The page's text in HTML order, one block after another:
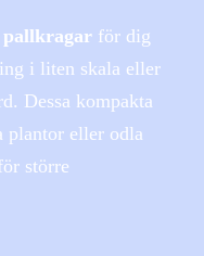
pallkragar för dig
i liten skala eller
Dessa kompakta
plantor eller odla
större